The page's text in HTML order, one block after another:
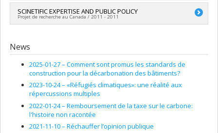
Lead researcher :Erick Lachapelle
SCINETIFIC EXPERTISE AND PUBLIC POLICY
Projet de recherche au Canada / 2011 - 2011
News
2025-01-27 – Comment sont promus les standards de
construction pour la décarbonation des bâtiments?
2023-10-24 – «Réfugiés climatiques»: une réalité aux
répercussions multiples
2022-01-24 – Remboursement de la taxe sur le carbone:
l'histoire non racontée
2021-11-10 – Réchauffer l’opinion publique